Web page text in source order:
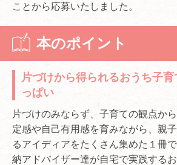
ことから応募いたしました。
本のポイント
片づけから得られるおうち子
っぱい
片づけのみならず、子育ての観点か
定感や自己有用感を育みながら、親
るアイディアをたくさん集めた１冊
納アドバイザー達が自宅で実践する